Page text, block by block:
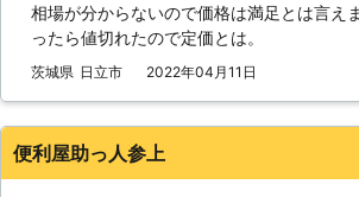
対応することが
割れた」「ガラ
った」そんなと
相場が分からないので価格は満足とは言え
ったら値切れたので定価とは。
茨城県 日立市 2022年04月11日
便利屋助っ人参上